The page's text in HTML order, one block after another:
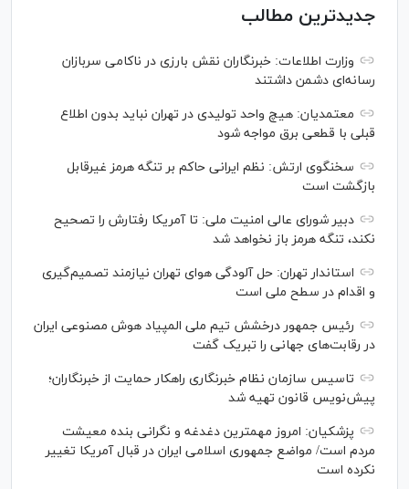
جدیدترین مطالب
وزارت اطلاعات: خبرنگاران نقش بارزی در ناکامی سربازان
رسانه‌ای دشمن داشتند
معتمدیان: هیچ واحد تولیدی در تهران نباید بدون اطلاع
قبلی با قطعی برق مواجه شود
سخنگوی ارتش: نظم ایرانی حاکم بر تنگه هرمز غیرقابل
بازگشت است
دبیر شورای عالی امنیت ملی: تا آمریکا رفتارش را تصحیح
نکند، تنگه هرمز باز نخواهد شد
استاندار تهران: حل آلودگی هوای تهران نیازمند تصمیم‌گیری
و اقدام در سطح ملی است
رئیس جمهور درخشش تیم ملی المپیاد هوش مصنوعی ایران
در رقابت‌های جهانی را تبریک گفت
تاسیس سازمان نظام خبرنگاری راهکار حمایت از خبرنگاران؛
پیش‌نویس قانون تهیه شد
پزشکیان: امروز مهمترین دغدغه و نگرانی بنده معیشت
مردم است/ مواضع جمهوری اسلامی ایران در قبال آمریکا تغییر
نکرده است